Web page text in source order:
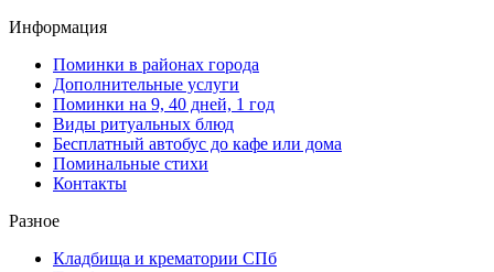
Информация
Поминки в районах города
Дополнительные услуги
Поминки на 9, 40 дней, 1 год
Виды ритуальных блюд
Бесплатный автобус до кафе или дома
Поминальные стихи
Контакты
Разное
Кладбища и крематории СПб